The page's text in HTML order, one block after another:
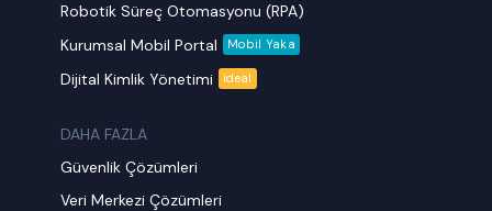
Robotik Süreç Otomasyonu (RPA)
Kurumsal Mobil Portal
Mobil Yaka
Dijital Kimlik Yönetimi ideal
DAHA FAZLA
Güvenlik Çözümleri
Veri Merkezi Çözümleri